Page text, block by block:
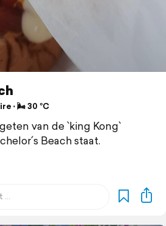
⋅ 🌬 30 °C
van de `king Kong`
Beach staat.